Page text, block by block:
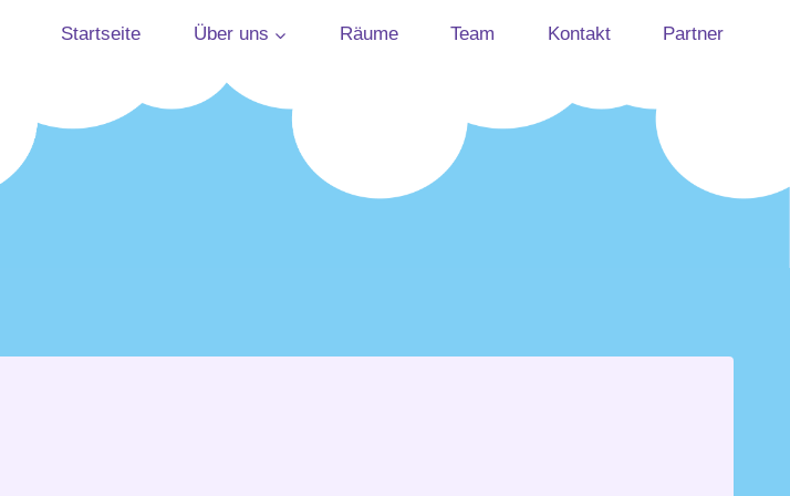
Startseite Über uns Räume Team Kontakt Partner